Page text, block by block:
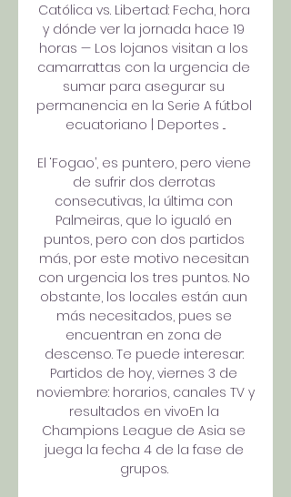
Católica vs. Libertad: Fecha, hora
y dónde ver la jornada hace 19
horas — Los lojanos visitan a los
camarrattas con la urgencia de
sumar para asegurar su
permanencia en la Serie A fútbol
ecuatoriano | Deportes ...
El ‘Fogao’, es puntero, pero viene
de sufrir dos derrotas
consecutivas, la última con
Palmeiras, que lo igualó en
puntos, pero con dos partidos
más, por este motivo necesitan
con urgencia los tres puntos. No
obstante, los locales están aun
más necesitados, pues se
encuentran en zona de
descenso. Te puede interesar:
Partidos de hoy, viernes 3 de
noviembre: horarios, canales TV y
resultados en vivoEn la
Champions League de Asia se
juega la fecha 4 de la fase de
grupos.